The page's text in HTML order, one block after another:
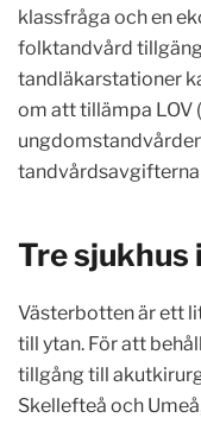
klassfråga och en
folktandvård
tandläkarstationer
om att tillämpa LOV
tandvårdsavgifterna
Tre sjukhus
Västerbotten är ett
till ytan. För att
tillgång till
Skellefteå och